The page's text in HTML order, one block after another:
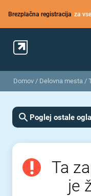
Brezplačna registracija za
Domov / Delovna mesta /
Poglej ostale
Ta
je